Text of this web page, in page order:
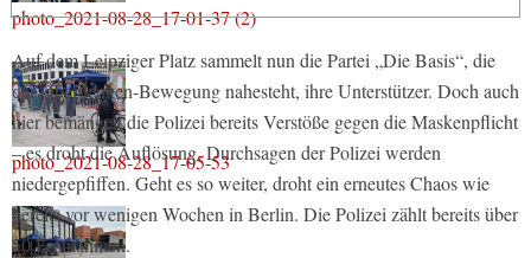
photo_2021-08-28_17-01-37 (2)
photo_2021-08-28_17-05-53
Auf dem Leipziger Platz sammelt nun die Partei „Die Basis“, die
der Querdenken-Bewegung nahesteht, ihre Unterstützer. Doch auch
hier bemängelt die Polizei bereits Verstöße gegen die Maskenpflicht
– es droht die Auflösung. Durchsagen der Polizei werden
niedergepfiffen. Geht es so weiter, droht ein erneutes Chaos wie
bereits vor wenigen Wochen in Berlin. Die Polizei zählt bereits über
50 Festnahmen.